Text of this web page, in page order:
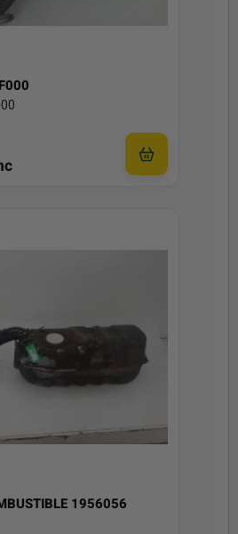
1956056